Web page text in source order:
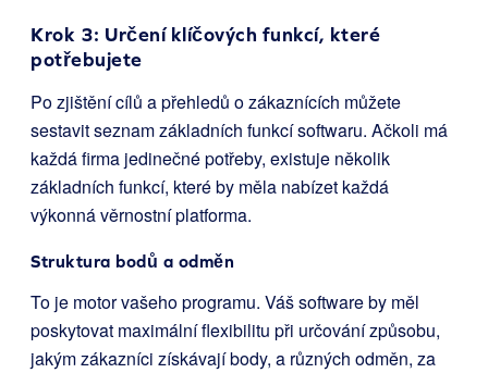
Krok 3: Určení klíčových funkcí, které
potřebujete
Po zjištění cílů a přehledů o zákaznících můžete
sestavit seznam základních funkcí softwaru. Ačkoli má
každá firma jedinečné potřeby, existuje několik
základních funkcí, které by měla nabízet každá
výkonná věrnostní platforma.
Struktura bodů a odměn
To je motor vašeho programu. Váš software by měl
poskytovat maximální flexibilitu při určování způsobu,
jakým zákazníci získávají body, a různých odměn, za